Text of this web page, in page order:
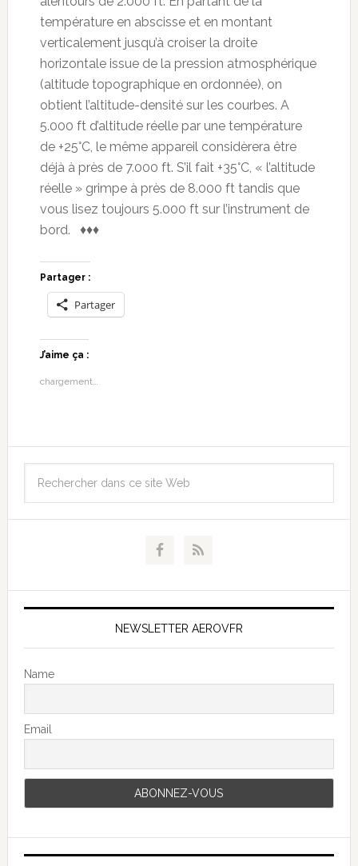
température en abscisse et en montant
verticalement jusqu’à croiser la droite
horizontale issue de la pression atmosphérique
(altitude topographique en ordonnée), on
obtient l’altitude-densité sur les courbes. A
5.000 ft d’altitude réelle par une température
de +25°C, le même appareil considèrera être
déjà à près de 7.000 ft. S’il fait +35°C, « l’altitude
réelle » grimpe à près de 8.000 ft tandis que
vous lisez toujours 5.000 ft sur l’instrument de
bord. ♦♦♦
Partager :
Partager
J’aime ça :
chargement…
NEWSLETTER AEROVFR
Name
Email